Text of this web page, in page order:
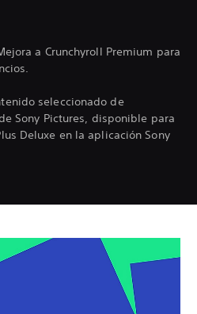
a Crunchyroll Premium para
seleccionado de
Sony Pictures, disponible para
Deluxe en la aplicación Sony